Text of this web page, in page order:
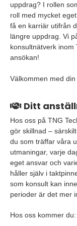
uppdrag? I rollen
roll med mycket
få en karriär utifrån
längre uppdrag. Vi
konsultnätverk inom
ansökan!
Välkommen med
Ditt
Hos oss på TNG
gör skillnad –
du som träffar våra
utmaningar, varje
eget ansvar och
håller själv i
som konsult kan
perioder är det mer
Hos oss kommer du: